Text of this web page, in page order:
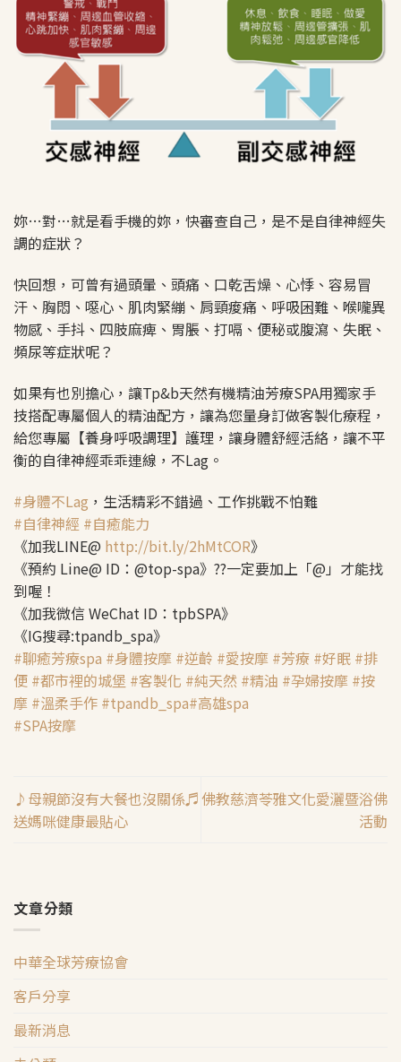
妳…對…就是看手機的妳，快審查自己，是不是自律神經失
調的症狀？
快回想，可曾有過頭暈、頭痛、口乾舌燥、心悸、容易冒
汗、胸悶、噁心、肌肉緊繃、肩頸痠痛、呼吸困難、喉嚨異
物感、手抖、四肢麻痺、胃脹、打嗝、便秘或腹瀉、失眠、
頻尿等症狀呢？
如果有也別擔心，讓Tp&b天然有機精油芳療SPA用獨家手
技搭配專屬個人的精油配方，讓為您量身訂做客製化療程，
給您專屬【養身呼吸調理】護理，讓身體舒經活絡，讓不平
衡的自律神經乖乖連線，不Lag。
#身體不Lag ，生活精彩不錯過、工作挑戰不怕難
#自律神經 #自癒能力
《加我LINE@ http://bit.ly/2hMtCOR》
《預約 Line@ ID：@top-spa》??一定要加上「@」才能找
到喔！
《加我微信 WeChat ID：tpbSPA》
《IG搜尋:tpandb_spa》
#聊癒芳療spa #身體按摩 #逆齡 #愛按摩 #芳療 #好眠 #排
便 #都市裡的城堡 #客製化 #純天然 #精油 #孕婦按摩 #按
摩 #溫柔手作 #tpandb_spa#高雄spa
#SPA按摩
♪母親節沒有大餐也沒關係♬
送媽咪健康最貼心
佛教慈濟苓雅文化愛灑暨浴佛
活動
文章分類
中華全球芳療協會
客戶分享
最新消息